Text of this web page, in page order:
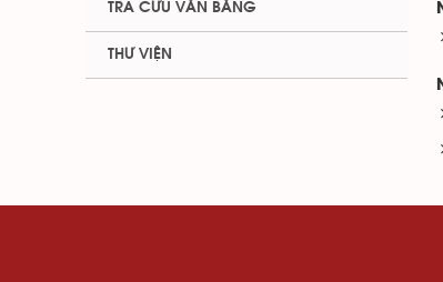
TRA CỨU VĂN BẰNG
THƯ VIỆN